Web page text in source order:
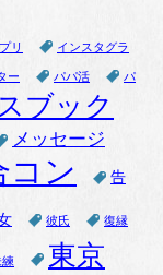
リ インスタグラ
ー パパ活 パ
ブック
メッセージ
コン 告
彼氏 復縁
東京